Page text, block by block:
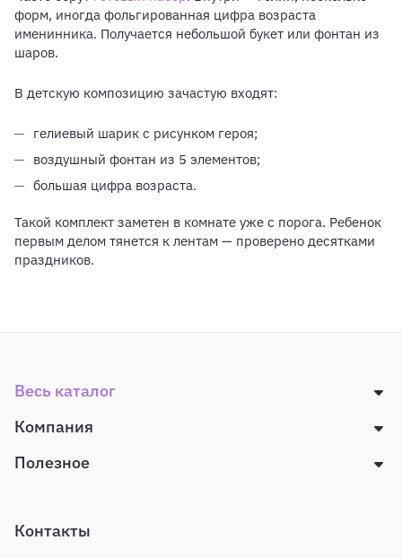
форм, иногда фольгированная цифра возраста
именинника. Получается небольшой букет или фонтан из
шаров.
В детскую композицию зачастую входят:
гелиевый шарик с рисунком героя;
воздушный фонтан из 5 элементов;
большая цифра возраста.
Такой комплект заметен в комнате уже с порога. Ребенок
первым делом тянется к лентам — проверено десятками
праздников.
Весь каталог
Компания
Полезное
Контакты